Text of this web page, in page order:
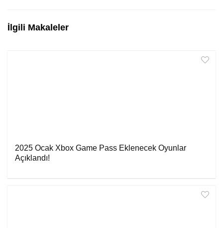
İlgili Makaleler
2025 Ocak Xbox Game Pass Eklenecek Oyunlar
Açıklandı!